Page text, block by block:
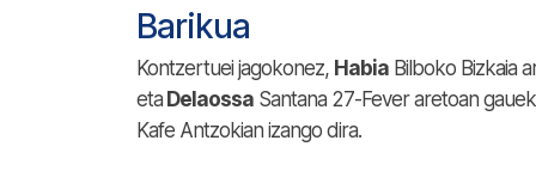
Barikua
Kontzertuei jagokonez, Habia Bilboko Bizkaia
eta Delaossa Santana 27-Fever aretoan
Kafe Antzokian izango dira.